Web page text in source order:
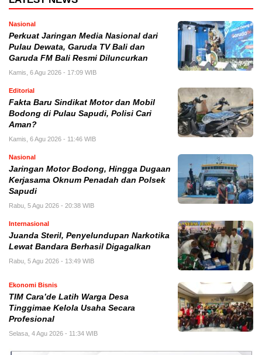
Nasional
Perkuat Jaringan Media Nasional dari
Pulau Dewata, Garuda TV Bali dan
Garuda FM Bali Resmi Diluncurkan
Kamis, 6 Agu 2026 - 17:09 WIB
Editorial
Fakta Baru Sindikat Motor dan Mobil
Bodong di Pulau Sapudi, Polisi Cari
Aman?
Kamis, 6 Agu 2026 - 11:46 WIB
Nasional
Jaringan Motor Bodong, Hingga Dugaan
Kerjasama Oknum Penadah dan Polsek
Sapudi
Rabu, 5 Agu 2026 - 20:38 WIB
Internasional
Juanda Steril, Penyelundupan Narkotika
Lewat Bandara Berhasil Digagalkan
Rabu, 5 Agu 2026 - 13:49 WIB
Ekonomi Bisnis
TIM Cara’de Latih Warga Desa
Tinggimae Kelola Usaha Secara
Profesional
Selasa, 4 Agu 2026 - 11:34 WIB